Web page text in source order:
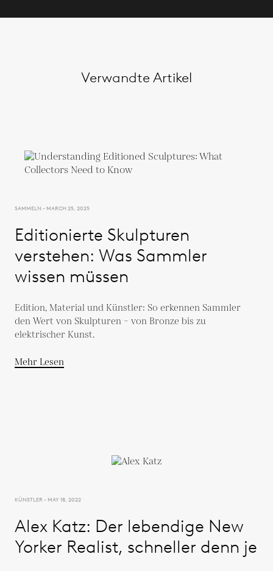
Verwandte Artikel
SAMMELN - MARCH 25, 2025
Editionierte Skulpturen
verstehen: Was Sammler
wissen müssen
Edition, Material und Künstler: So erkennen Sammler
den Wert von Skulpturen – von Bronze bis zu
elektrischer Kunst.
Mehr Lesen
KÜNSTLER - MAY 18, 2022
Alex Katz: Der lebendige New
Yorker Realist, schneller denn je